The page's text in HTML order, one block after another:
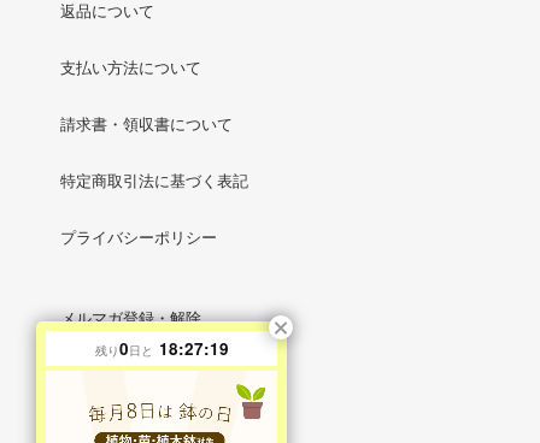
返品について
支払い方法について
請求書・領収書について
特定商取引法に基づく表記
プライバシーポリシー
メルマガ登録・解除
RSS/ATOM
残り0日と 18:27:18